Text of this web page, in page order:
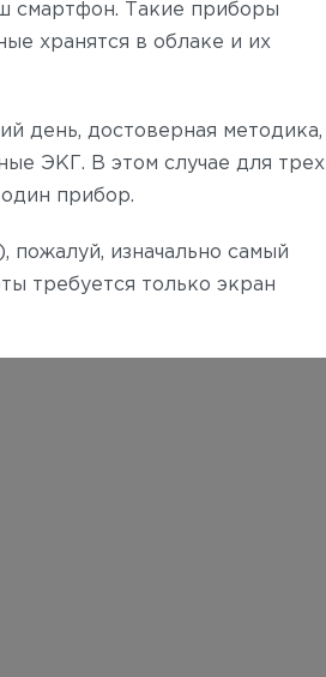
смартфон. Такие приборы
хранятся в облаке и их
день, достоверная методика,
ЭКГ. В этом случае для трех
прибор.
пожалуй, изначально самый
требуется только экран